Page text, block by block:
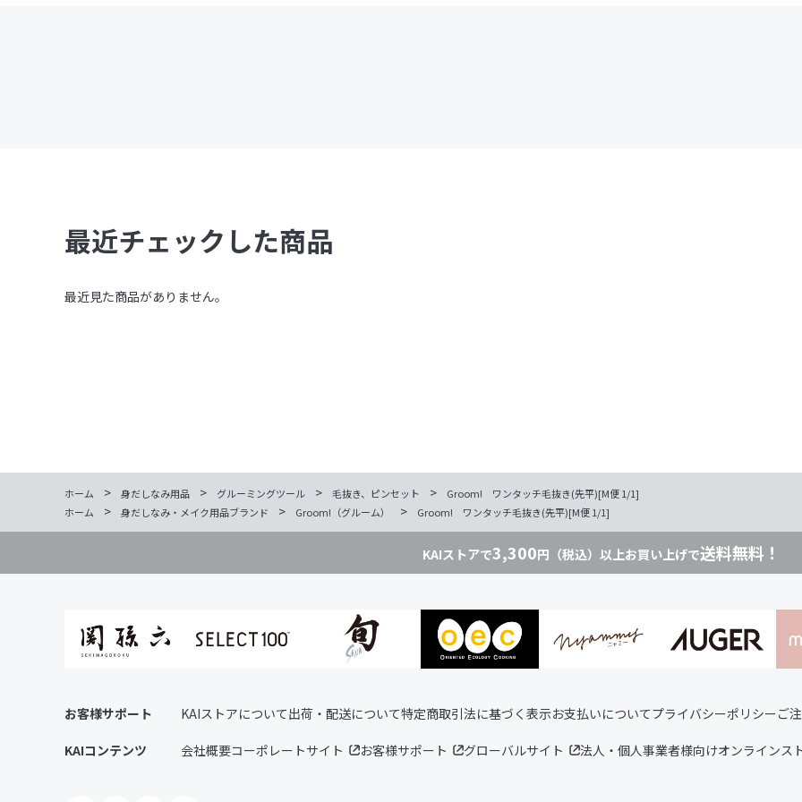
最近チェックした商品
最近見た商品がありません。
ホーム > 身だしなみ用品 > グルーミングツール > 毛抜き、ピンセット >
Groom! ワンタッチ毛抜き(先平)[M便 1/1]
ホーム
> 身だしなみ・メイク用品ブランド > Groom!（グルーム） > Groom! ワンタッチ毛抜き(先平)[M便 1/1]
KAIストアで3,300円（税込）以上お買い上げで送料無料！
お客様サポート KAIストアについて出荷・配送について特定商取引法に基づく表示お支払いについてプライバシーポリシーご
KAIコンテンツ 会社概要コーポレートサイト お客様サポート グローバルサイト 法人・個人事業者様向けオンラインス